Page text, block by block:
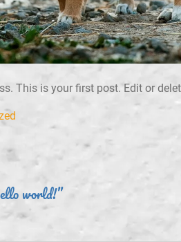
This is your first post. Edit or
world!”